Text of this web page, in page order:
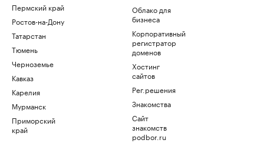
Пермский край
Ростов-на-Дону
Татарстан
Тюмень
Черноземье
Кавказ
Карелия
Мурманск
Приморский
край
Облако для
бизнеса
Корпоративный
регистратор
доменов
Хостинг
сайтов
Рег.решения
Знакомства
Сайт
знакомств
podbor.ru